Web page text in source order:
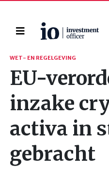
Home
Zoeken
WET- EN REGELGEVING
EU-
inzake
activa in
gebracht